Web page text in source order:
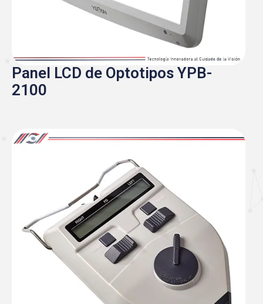
Panel LCD de Optotipos YPB-
2100